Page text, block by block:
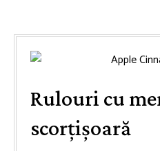
Rulouri cu
scorțișoară